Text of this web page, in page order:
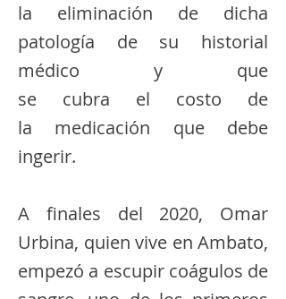
la eliminación de dicha
patología de su historial
médico y que
se cubra el costo de
la medicación que debe
ingerir.
A finales del 2020, Omar
Urbina, quien vive en Ambato,
empezó a escupir coágulos de